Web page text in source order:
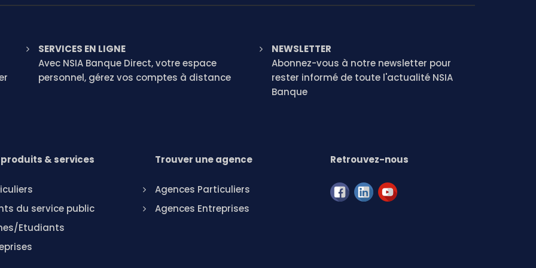
SERVICES EN LIGNE
Avec NSIA Banque Direct, votre espace
personnel, gérez vos comptes à distance
NEWSLETTER
Abonnez-vous à notre newsletter pour
rester informé de toute l'actualité NSIA
Banque
& services
du service public
Etudiants
Trouver une agence
Agences Particuliers
Agences Entreprises
Retrouvez-nous